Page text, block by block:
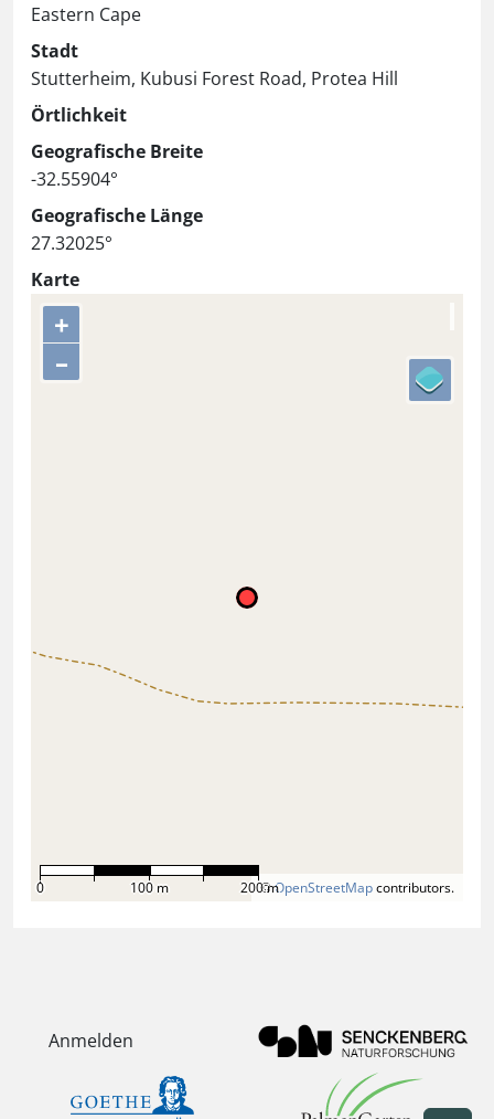
Eastern Cape
Stadt
Stutterheim, Kubusi Forest Road, Protea Hill
Örtlichkeit
Geografische Breite
-32.55904°
Geografische Länge
27.32025°
Karte
+
–
©OpenStreetMapcontributors.
0 100 m 200 m
Anmelden